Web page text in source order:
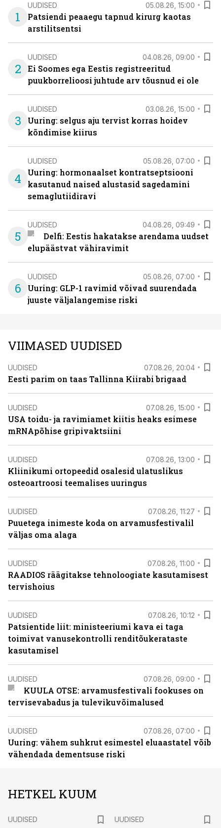
1
UUDISED 05.08.26, 15:00
Patsiendi peaaegu tapnud kirurg kaotas
arstilitsentsi
2
UUDISED 04.08.26, 09:00
Ei Soomes ega Eestis registreeritud
puukborrelioosi juhtude arv tõusnud ei ole
3
UUDISED 03.08.26, 15:00
Uuring: selgus aju tervist korras hoidev
kõndimise kiirus
4
UUDISED 05.08.26, 07:00
Uuring: hormonaalset kontratseptsiooni
kasutanud naised alustasid sagedamini
semaglutiidiravi
5
UUDISED 04.08.26, 09:49
Delfi: Eestis hakatakse arendama uudset
elupäästvat vähiravimit
6
UUDISED 05.08.26, 07:00
Uuring: GLP-1 ravimid võivad suurendada
juuste väljalangemise riski
VIIMASED UUDISED
UUDISED 07.08.26, 20:04
Eesti parim on taas Tallinna Kiirabi brigaad
UUDISED 07.08.26, 15:00
USA toidu- ja ravimiamet kiitis heaks esimese
mRNApõhise gripivaktsiini
UUDISED 07.08.26, 13:00
Kliinikumi ortopeedid osalesid ulatuslikus
osteoartroosi teemalises uuringus
UUDISED 07.08.26, 11:27
Puuetega inimeste koda on arvamusfestivalil
väljas oma alaga
UUDISED 07.08.26, 11:00
RAADIOS räägitakse tehnoloogiate kasutamisest
tervishoius
UUDISED 07.08.26, 10:12
Patsientide liit: ministeeriumi kava ei taga
toimivat vanusekontrolli renditõukerataste
kasutamisel
UUDISED 07.08.26, 09:00
KUULA OTSE: arvamusfestivali fookuses on
tervisevabadus ja tulevikuvõimalused
UUDISED 07.08.26, 07:00
Uuring: vähem suhkrut esimestel eluaastatel võib
vähendada dementsuse riski
HETKEL KUUM
UUDISED
UUDISED